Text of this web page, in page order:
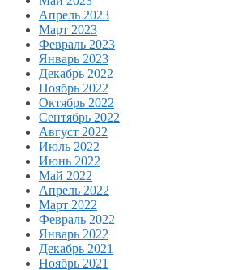
Апрель 2023
Март 2023
Февраль 2023
Январь 2023
Декабрь 2022
Ноябрь 2022
Октябрь 2022
Сентябрь 2022
Август 2022
Июль 2022
Июнь 2022
Май 2022
Апрель 2022
Март 2022
Февраль 2022
Январь 2022
Декабрь 2021
Ноябрь 2021